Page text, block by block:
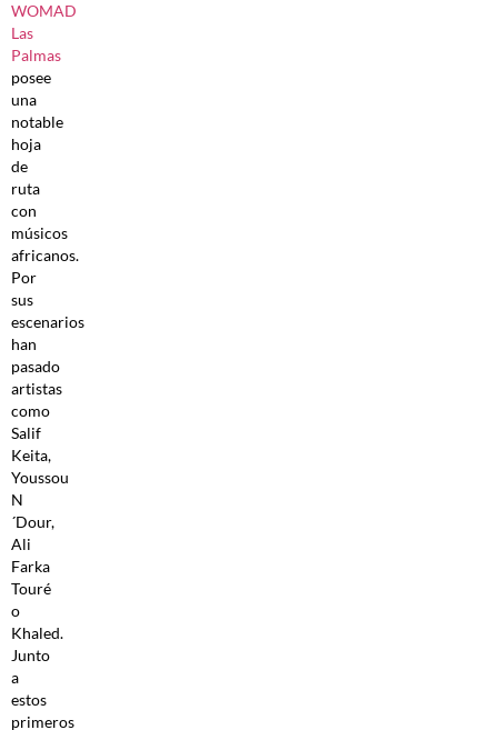
WOMAD
Las
Palmas
posee
una
notable
hoja
de
ruta
con
músicos
africanos.
Por
sus
escenarios
han
pasado
artistas
como
Salif
Keita,
Youssou
N
´Dour,
Ali
Farka
Touré
o
Khaled.
Junto
a
estos
primeros